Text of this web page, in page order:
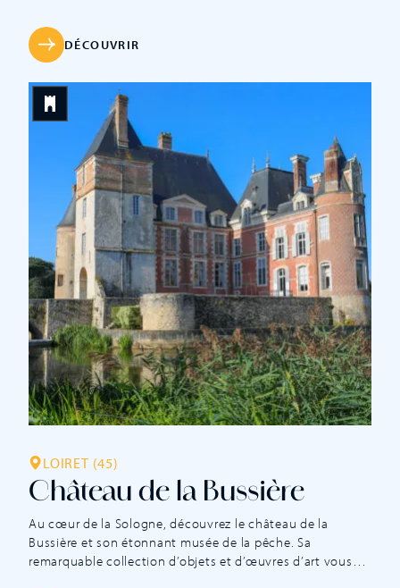
en 1135. La construction du château actuel débute en
1180. Comte de Sancerre, Etienne Ier de Blois-
Champagne, possède alors les lieux avant qu’ils ne
passent sous la tutelle de l’archevêque de Reims,
Guillaume aux Blanches Mains. Au fil des siècles, le
château accueille différents propriétaires, son
architecture est assez peu modifiée jusqu’à ce que
survienne le grand chamboulement de la Renaissance ! À
partir de 1567, […]
DÉCOUVRIR
LOIRET (45)
Château de la Bussière
Au cœur de la Sologne, découvrez le château de la
Bussière et son étonnant musée de la pêche. Sa
remarquable collection d’objets et d’œuvres d’art vous